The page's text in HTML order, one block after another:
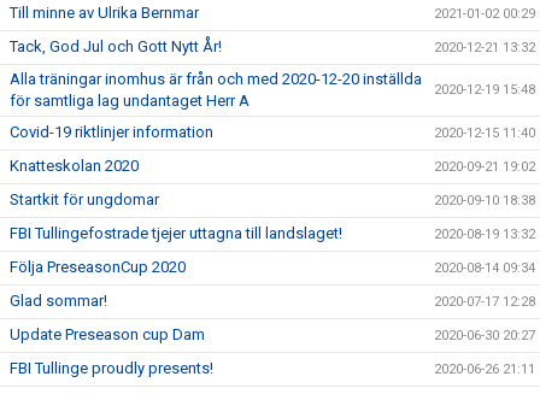
Till minne av Ulrika Bernmar 2021-01-02 00:29
Tack, God Jul och Gott Nytt År! 2020-12-21 13:32
Alla träningar inomhus är från och med 2020-12-20 inställda
för samtliga lag undantaget Herr A
2020-12-19 15:48
Covid-19 riktlinjer information 2020-12-15 11:40
Knatteskolan 2020 2020-09-21 19:02
Startkit för ungdomar 2020-09-10 18:38
FBI Tullingefostrade tjejer uttagna till landslaget! 2020-08-19 13:32
Följa PreseasonCup 2020 2020-08-14 09:34
Glad sommar! 2020-07-17 12:28
Update Preseason cup Dam 2020-06-30 20:27
FBI Tullinge proudly presents! 2020-06-26 21:11